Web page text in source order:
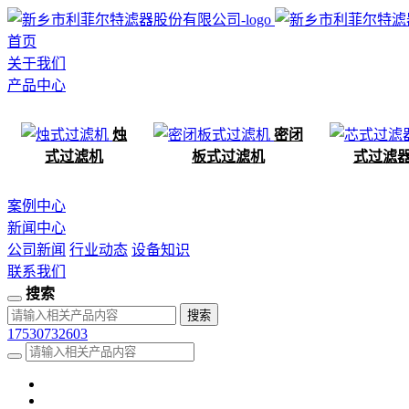
首页
关于我们
产品中心
烛
式过滤机
密闭
板式过滤机
式过滤
案例中心
新闻中心
公司新闻 行业动态 设备知识
联系我们
搜索
17530732603